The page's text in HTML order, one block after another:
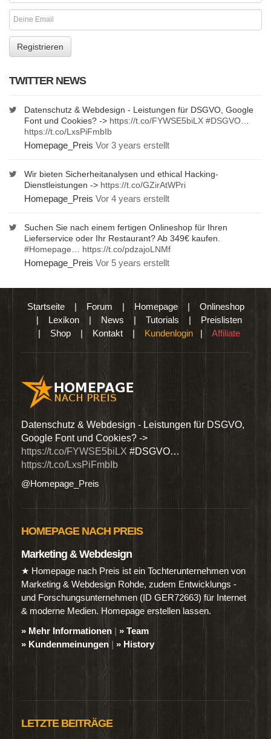
TWITTER NEWS
Datenschutz & Webdesign - Leistungen für DSGVO, Google
Font und Cookies? -> https://t.co/FYWSE5biLX #DSGVO
https://t.co/LxsPiFmbIb
Homepage_Preis Vor 3 years erstellt
Wir bieten Sicherheitanalysen und ethical Hacking-
Dienstleistungen -> https://t.co/GZirAtWPri
Homepage_Preis Vor 4 years erstellt
Suchen Sie nach einem fertigen Onlineshop für Ihren
Lieferservice oder Ihr Restaurant? Ab 349€ kaufen.
#Homepage
https://t.co/pdzajoLNMf
Homepage_Preis Vor 5 years erstellt
Startseite| Forum | Homepage| Onlineshop
| Lexikon | News | Tutorials | Preislisten
| Shop | Kontakt | Kundenlogin | Affiliate
Datenschutz & Webdesign - Leistungen für DSGVO,
Google Font und Cookies? ->
https://t.co/FYWSE5biLX #DSGVO…
https://t.co/LxsPiFmbIb
@Homepage_Preis
HOMEPAGE NACH PREIS
Marketing & Webdesign
★ Homepage nach Preis ist ein Tochterunternehmen von
Marketing & Webdesign Rohde, zudem Entwicklungs -
und Forschungsunternehmen (ID GER72663) für Internet
& moderne Medien. Homepage erstellen lassen.
» Mehr Informationen | » Team
» Kundenmeinungen | » History
LETZTE BEITRÄGE